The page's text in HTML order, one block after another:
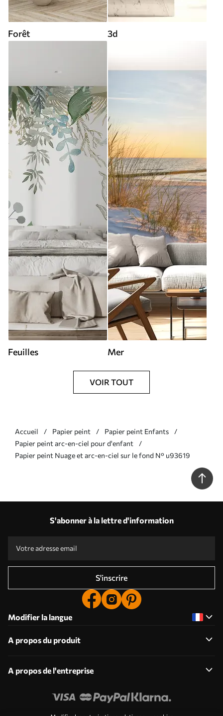
Forêt 3d
Feuilles Mer
VOIR TOUT
Accueil Papier peint
Papier peint Enfants
Papier peint arc-en-ciel pour d'enfant
Papier peint Nuage et arc-en-ciel sur le fond N° u93619
S'abonner à la lettre d'information
S'inscrire
Modifier la langue
A propos du produit
A propos de l'entreprise